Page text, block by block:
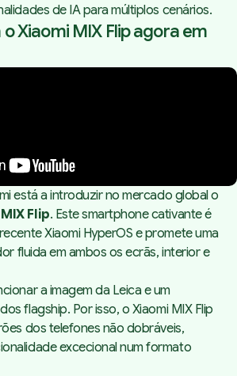
de IA para múltiplos cenários.
Xiaomi MIX Flip agora em
está a introduzir no mercado global o
Flip. Este smartphone cativante é
Xiaomi HyperOS e promete uma
fluida em ambos os ecrãs, interior e
a imagem da Leica e um
flagship. Por isso, o Xiaomi MIX Flip
dos telefones não dobráveis,
excecional num formato